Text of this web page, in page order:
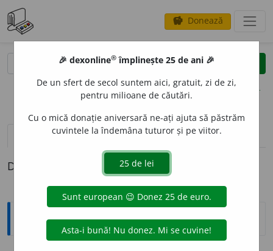
savings Donează
clear
opțiuni
definiții (1)
Definiția cu ID-ul 394277:
Explicative DEX
🎉 dexonline® împlinește 25 de ani 🎉
De un sfert de secol suntem aici, gratuit, zi de zi,
pentru milioane de căutări.
Cu o mică donație aniversară ne-ați ajuta să păstrăm
cuvintele la îndemâna tuturor și pe viitor.